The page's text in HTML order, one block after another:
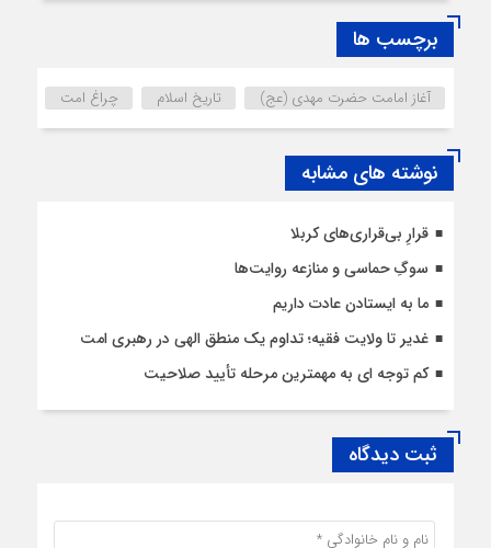
برچسب ها
آغاز امامت حضرت مهدی (عج) تاریخ اسلام چراغ امت
نوشته های مشابه
قرارِ بی‌قراری‌های کربلا
سوگِ حماسی و منازعه روایت‌ها
ما به ایستادن عادت داریم
غدیر تا ولایت فقیه؛ تداوم یک منطق الهی در رهبری امت
کم توجه ای به مهمترین مرحله تأیید صلاحیت
ثبت دیدگاه